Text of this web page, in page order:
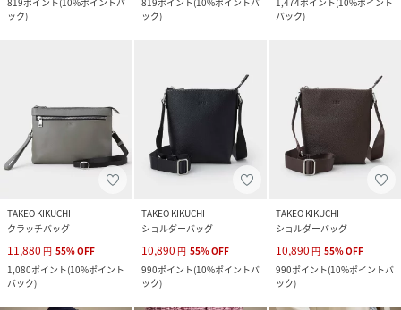
ック)
ック)
バック)
TAKEO KIKUCHI
クラッチバッグ
11,880 円 55%OFF
1,080ポイント(10%ポイント
バック)
TAKEO KIKUCHI
ショルダーバッグ
10,890 円 55%OFF
990ポイント(10%ポイントバ
ック)
TAKEO KIKUCHI
ショルダーバッグ
10,890 円 55%OFF
990ポイント(10%ポイントバ
ック)